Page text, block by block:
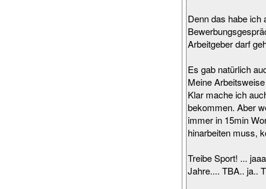
Denn das habe ich
Arbeitgeber darf
Es gab natürlich
Meine
Klar mache ich
bekommen. Aber
immer in 15min
hinarbeiten muss,
Treibe Sport! ...
Jahre.... TBA.. ja..